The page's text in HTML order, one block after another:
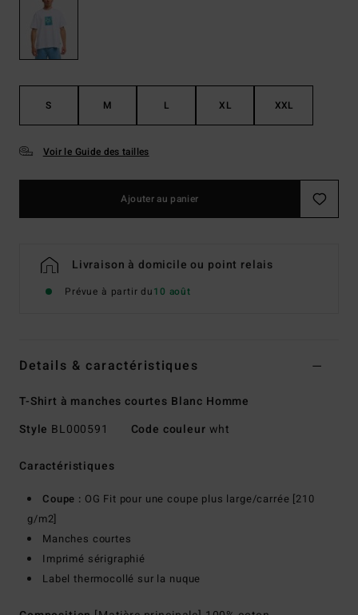
S M L XL XXL
Voir le Guide des tailles
Ajouter au panier
Livraison à domicile ou point relais
Prévue à partir du10 août
Details & caractéristiques
T-Shirt à manches courtes Blanc Homme
Style BL000591 Code couleur wht
Caractéristiques
Coupe : OG Fit pour une coupe plus large/carrée [210
g/m2]
Manches courtes
Imprimé sérigraphié
Label thermocollé sur la nuque